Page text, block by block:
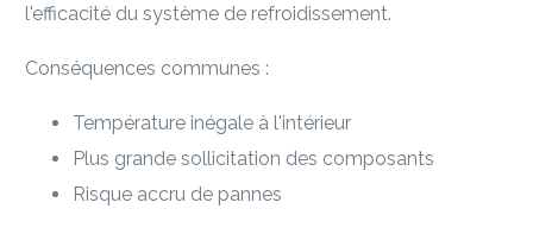
l'efficacité du système de refroidissement.
Conséquences communes :
Température inégale à l'intérieur
Plus grande sollicitation des composants
Risque accru de pannes